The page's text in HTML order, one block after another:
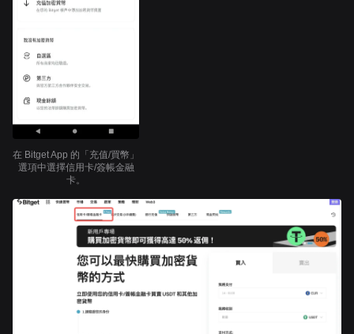
在 Bitget App 的「充值/買幣」
選項中選擇信用卡/簽帳金融
卡。